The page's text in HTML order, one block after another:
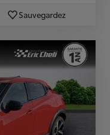
Sauvegardez